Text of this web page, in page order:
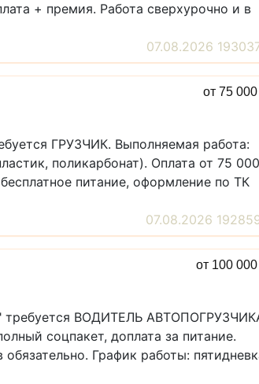
+ премия. Работа сверхурочно и в
07.08.2026
от 75 000
ГРУЗЧИК. Выполняемая работа:
поликарбонат). Оплата от 75 000
питание, оформление по ТК
07.08.2026
от 100 000
требуется ВОДИТЕЛЬ
соцпакет, доплата за питание.
График работы: